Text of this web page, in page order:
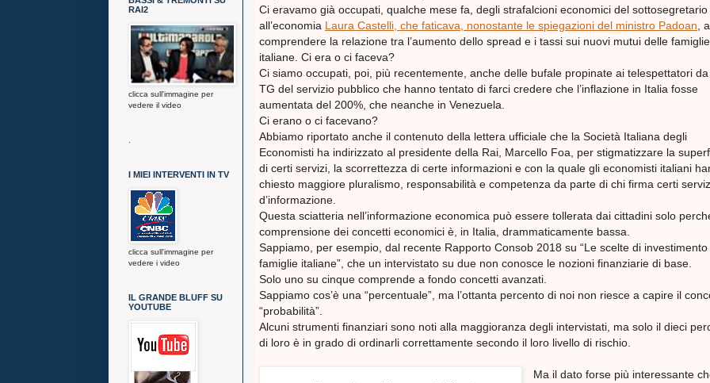
Ci eravamo già occupati, qualche mese fa, degli strafalcioni economici del sottosegretario
all’economia Laura Castelli, che faticava, nonostante le spiegazioni del ministro Padoan , a
comprendere la relazione tra l’aumento dello spread e i tassi sui nuovi mutui delle famiglie
italiane. Ci era o ci faceva?
Ci siamo occupati, poi, più recentemente, anche delle bufale propinate ai telespettatori
TG del servizio pubblico che hanno tentato di farci credere che l’inflazione in Italia fosse
aumentata del 200%, che neanche in Venezuela.
Ci erano o ci facevano?
Abbiamo riportato anche il contenuto della lettera ufficiale che la Società Italiana degli
Economisti ha indirizzato al presidente della Rai, Marcello Foa, per stigmatizzare la
di certi servizi, la scorrettezza di certe informazioni e con la quale gli economisti italiani
chiesto maggiore pluralismo, responsabilità e competenza da parte di chi firma certi
d’informazione.
Questa sciatteria nell’informazione economica può essere tollerata dai cittadini solo
comprensione dei concetti economici è, in Italia, drammaticamente bassa.
Sappiamo, per esempio, dal recente Rapporto Consob 2018 su “Le scelte di
famiglie italiane”, che un intervistato su due non conosce le nozioni finanziarie di base.
Solo uno su cinque comprende a fondo concetti avanzati.
Sappiamo cos’è una “percentuale”, ma l’ottanta percento di noi non riesce a capire il
“probabilità”.
Alcuni strumenti finanziari sono noti alla maggioranza degli intervistati, ma solo il dieci
di loro è in grado di ordinarli correttamente secondo il loro livello di rischio.
Ma il dato forse più interessante
RAI2
clicca sull'immagine per
vedere il video
I MIEI INTERVENTI IN TV
clicca sull'immagine per
vedere i video
IL GRANDE BLUFF SU
YOUTUBE